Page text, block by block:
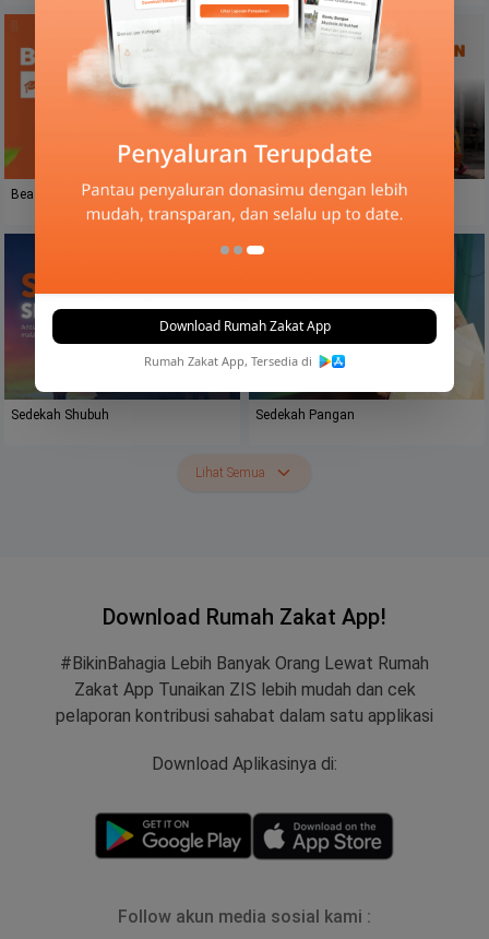
Download Rumah Zakat App
Rumah Zakat App, Tersedia di
Beasiswa Baik
Terkumpul : Rp145.5Jt
Berbagi Air Kehidupan Untuk
Nusantara
Sedekah Shubuh Sedekah Pangan
Lihat Semua
Download Rumah Zakat App!
#BikinBahagia Lebih Banyak Orang Lewat Rumah
Zakat App Tunaikan ZIS lebih mudah dan cek
pelaporan kontribusi sahabat dalam satu applikasi
Download Aplikasinya di:
Follow akun media sosial kami :